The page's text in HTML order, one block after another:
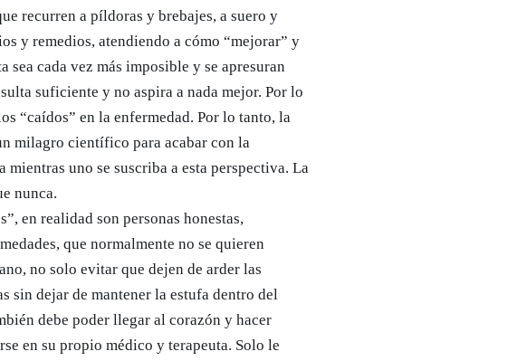
recurren a píldoras y brebajes, a suero y
y remedios, atendiendo a cómo “mejorar” y
cada vez más imposible y se apresuran
suficiente y no aspira a nada mejor. Por lo
“caídos” en la enfermedad. Por lo tanto, la
milagro científico para acabar con la
uno se suscriba a esta perspectiva. La
nunca.
en realidad son personas honestas,
que normalmente no se quieren
no solo evitar que dejen de arder las
sin dejar de mantener la estufa dentro del
debe poder llegar al corazón y hacer
en su propio médico y terapeuta. Solo le